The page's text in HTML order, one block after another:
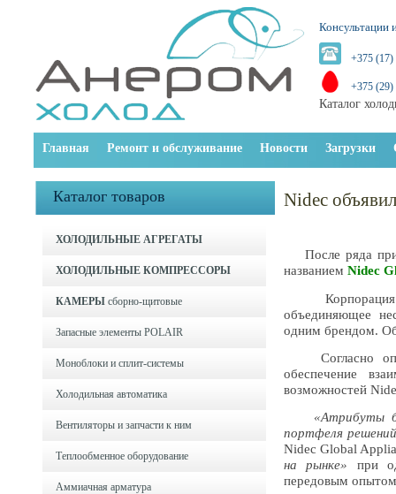
Консультации
+375 (17)
+375 (29)
Каталог
Главная Ремонт и обслуживание Новости Загрузки
Каталог товаров
ХОЛОДИЛЬНЫЕ АГРЕГАТЫ
ХОЛОДИЛЬНЫЕ КОМПРЕССОРЫ
КАМЕРЫ сборно-щитовые
Запасные элементы POLAIR
Моноблоки и cплит-системы
Холодильная автоматика
Вентиляторы и запчасти к ним
Теплообменное оборудование
Аммиачная арматура
Nidec
После ряда
названием Nidec
Корпорация
объединяющее
одним брендом.
Согласно
обеспечение
возможностей
«Атрибуты
портфеля
Nidec Global
на рынке» при
передовым